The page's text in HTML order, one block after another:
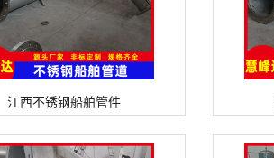
江西不锈钢船舶管件